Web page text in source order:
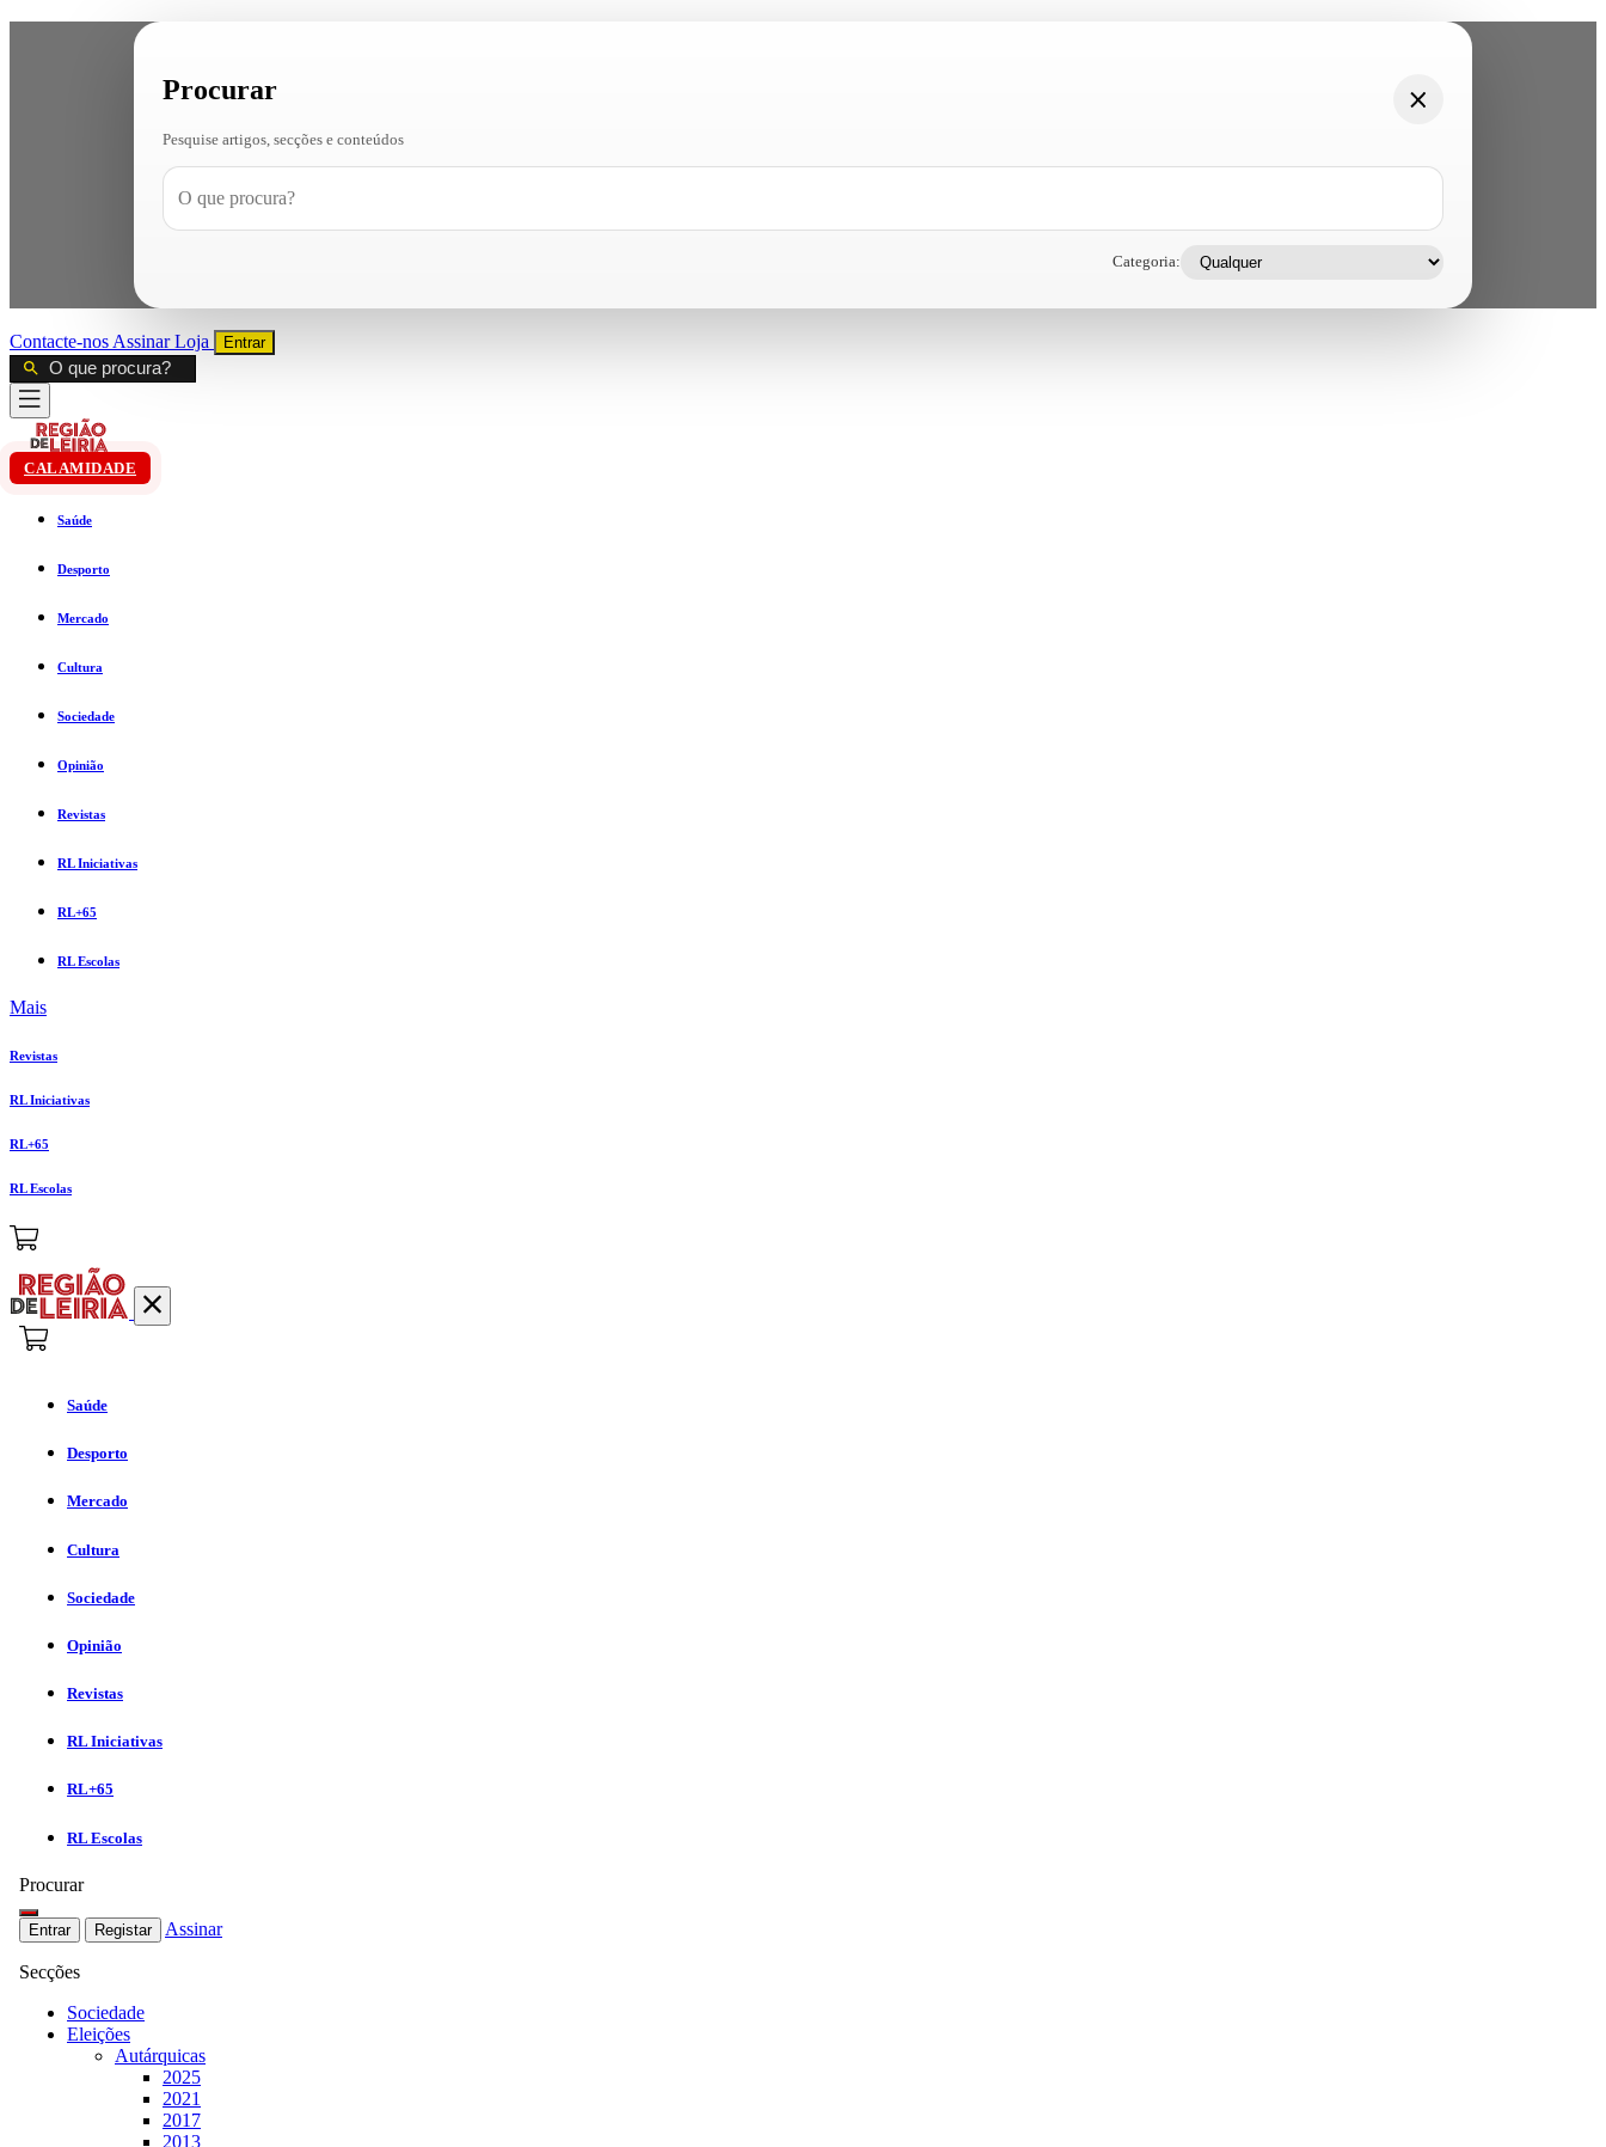
Procurar
Pesquise artigos, secções e conteúdos
Categoria:
Contacte-nos AssinarLoja Entrar
CALAMIDADE
Saúde
Desporto
Mercado
Cultura
Sociedade
Opinião
Revistas
RL Iniciativas
RL+65
RL Escolas
Mais
Revistas
RL Iniciativas
RL+65
RL Escolas
Saúde
Desporto
Mercado
Cultura
Sociedade
Opinião
Revistas
RL Iniciativas
RL+65
RL Escolas
Procurar
Entrar Registar Assinar
Secções
Sociedade
Eleições
Autárquicas
2025
2021
2017
2013